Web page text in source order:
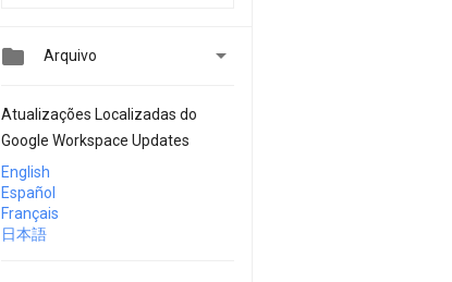
 Arquivo 
Atualizações Localizadas do
Google Workspace Updates
English
Español
Français
日本語